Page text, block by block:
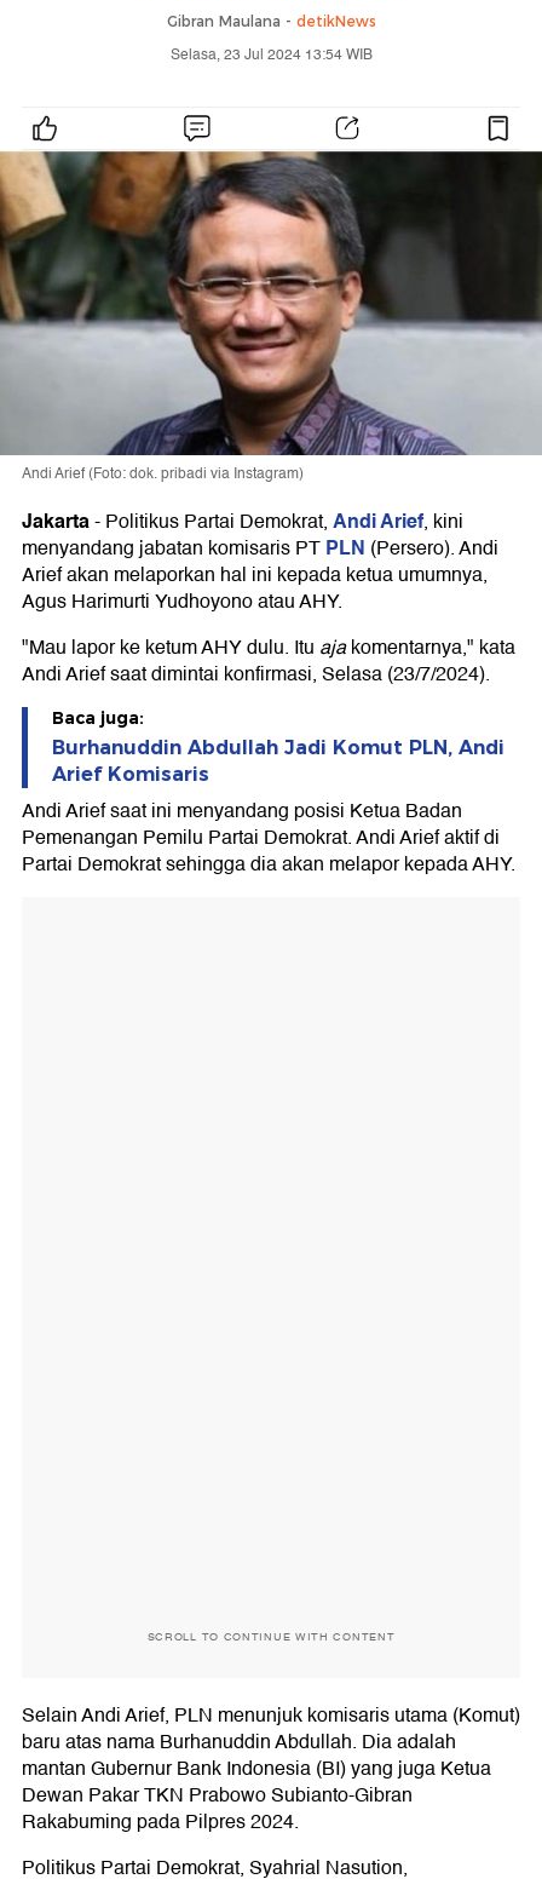
Gibran Maulana - detikNews
Selasa, 23 Jul 2024 13:54 WIB
Andi Arief (Foto: dok. pribadi via Instagram)
Jakarta-Politikus Partai Demokrat,Andi Arief, kini
menyandang jabatan komisaris PTPLN (Persero). Andi
Arief akan melaporkan hal ini kepada ketua umumnya,
Agus Harimurti Yudhoyono atau AHY.
"Mau lapor ke ketum AHY dulu. Itu ajakomentarnya," kata
Andi Arief saat dimintai konfirmasi, Selasa (23/7/2024).
Baca juga:
Burhanuddin Abdullah Jadi Komut PLN, Andi
Arief Komisaris
Andi Arief saat ini menyandang posisi Ketua Badan
Pemenangan Pemilu Partai Demokrat. Andi Arief aktif di
Partai Demokrat sehingga dia akan melapor kepada AHY.
SCROLL TO CONTINUE WITH CONTENT
Selain Andi Arief, PLN menunjuk komisaris utama (Komut)
baru atas nama Burhanuddin Abdullah. Dia adalah
mantan Gubernur Bank Indonesia (BI) yang juga Ketua
Dewan Pakar TKN Prabowo Subianto-Gibran
Rakabuming pada Pilpres 2024.
Politikus Partai Demokrat, Syahrial Nasution,